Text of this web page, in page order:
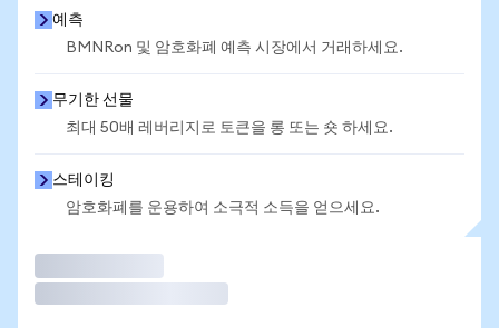
예측
BMNRon 및 암호화폐 예측 시장에서 거래하세요.
무기한 선물
최대 50배 레버리지로 토큰을 롱 또는 숏 하세요.
스테이킹
암호화폐를 운용하여 소극적 소득을 얻으세요.